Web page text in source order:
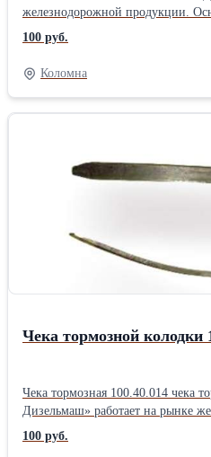
железнодорожной продукции.
комплексная поставка
капитальный ремонт
ООО «ПП Дизельмаш» имеет
тепловозов и дизелей в
выездной бригады по месту
100 руб.
Коломна
Чека тормозной колодки
Чека тормозная 100.40.014
Дизельмаш» работает на рынке
Основное направление фирмы –
железнодорожного
100 руб.